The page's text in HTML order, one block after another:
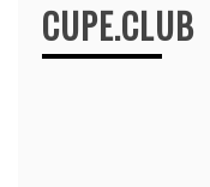
CUPE.CLUB